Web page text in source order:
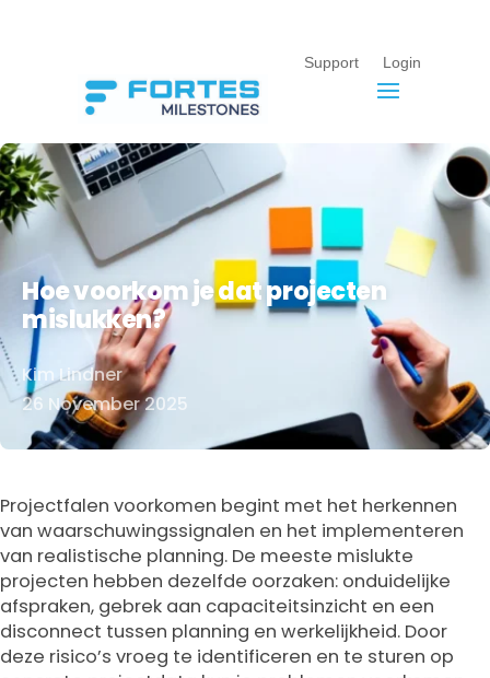
Support Login
Hoe voorkom je dat projecten
mislukken?
Door
Kim Lindner
26 November 2025
Projectfalen voorkomen begint met het herkennen
van waarschuwingssignalen en het implementeren
van realistische planning. De meeste mislukte
projecten hebben dezelfde oorzaken: onduidelijke
afspraken, gebrek aan capaciteitsinzicht en een
disconnect tussen planning en werkelijkheid. Door
deze risico’s vroeg te identificeren en te sturen op